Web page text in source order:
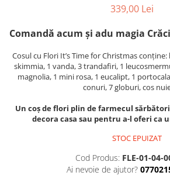
339,00 Lei
Comandă acum și adu magia
Cosul cu Flori It’s Time for Christmas conține:
skimmia, 1 vanda, 3 trandafiri, 1
magnolia, 1 mini rosa, 1 eucalipt, 1
conuri, 7 globuri, cos
Un coș de flori plin de farmecul
decora casa sau pentru a-l oferi ca
STOC EPUIZAT
Cod Produs: FLE-01-04-
Ai nevoie de ajutor?